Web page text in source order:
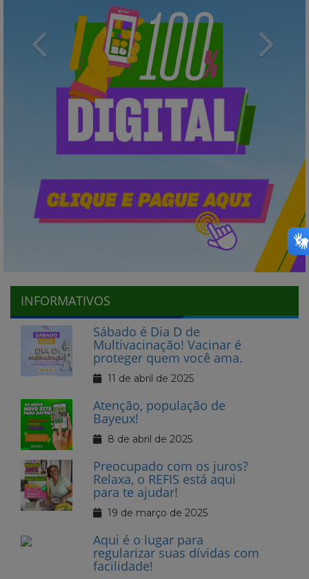
Previous Next
INFORMATIVOS
Sábado é Dia D de
Multivacinação! Vacinar é
proteger quem você ama.
11 de abril de 2025
Atenção, população de
Bayeux!
8 de abril de 2025
Preocupado com os juros?
Relaxa, o REFIS está aqui
para te ajudar!
19 de março de 2025
Aqui é o lugar para
regularizar suas dívidas com
facilidade!